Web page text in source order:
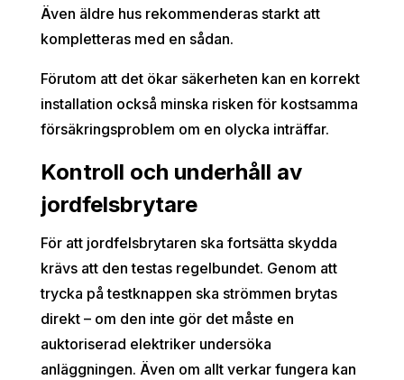
Även äldre hus rekommenderas starkt att
kompletteras med en sådan.
Förutom att det ökar säkerheten kan en korrekt
installation också minska risken för kostsamma
försäkringsproblem om en olycka inträffar.
Kontroll och underhåll av
jordfelsbrytare
För att jordfelsbrytaren ska fortsätta skydda
krävs att den testas regelbundet. Genom att
trycka på testknappen ska strömmen brytas
direkt – om den inte gör det måste en
auktoriserad elektriker undersöka
anläggningen. Även om allt verkar fungera kan